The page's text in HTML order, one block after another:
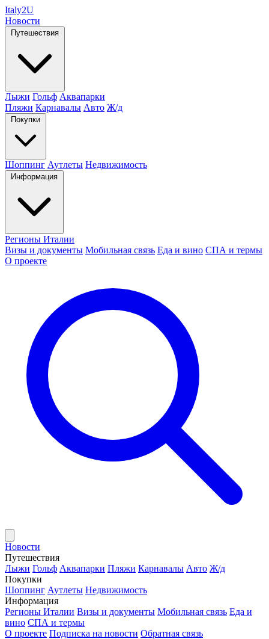
Italy2U
Новости
Путешествия
Лыжи Гольф Аквапарки
Пляжи Карнавалы Авто Ж/д
Покупки
Шоппинг Аутлеты Недвижимость
Информация
Регионы Италии
Визы и документы Мобильная связь Еда и вино СПА и термы
О проекте
Новости
Путешествия
Лыжи Гольф Аквапарки Пляжи Карнавалы Авто Ж/д
Покупки
Шоппинг Аутлеты Недвижимость
Информация
Регионы Италии Визы и документы Мобильная связь Еда и
вино СПА и термы
О проекте Подписка на новости Обратная связь